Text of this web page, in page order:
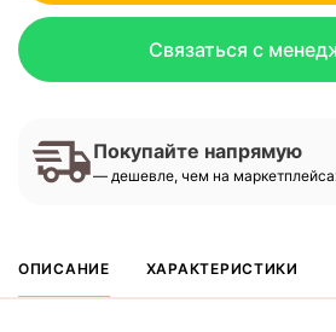
Связаться с
Покупайте напрямую
— дешевле, чем на
ОПИСАНИЕ ХАРАКТЕРИСТИКИ